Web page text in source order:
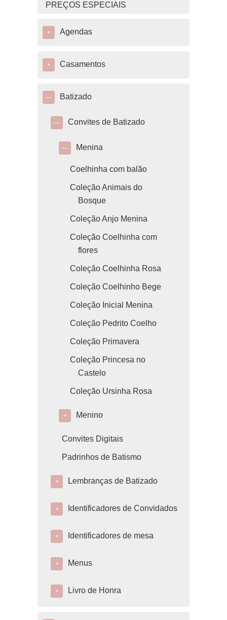
PREÇOS ESPECIAIS
+ Agendas
+ Casamentos
— Batizado
— Convites de Batizado
— Menina
Coelhinha com balão
Coleção Animais do
Bosque
Coleção Anjo Menina
Coleção Coelhinha com
flores
Coleção Coelhinha Rosa
Coleção Coelhinho Bege
Coleção Inicial Menina
Coleção Pedrito Coelho
Coleção Primavera
Coleção Princesa no
Castelo
Coleção Ursinha Rosa
+ Menino
Convites Digitais
Padrinhos de Batismo
+ Lembranças de Batizado
+ Identificadores de Convidados
+ Identificadores de mesa
+ Menus
+ Livro de Honra